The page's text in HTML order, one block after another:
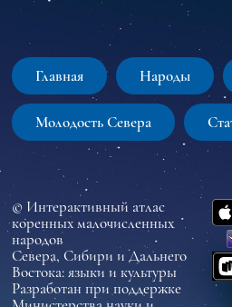
Главная Народы
Молодость Севера
© Интерактивный атлас
коренных малочисленных
народов
Севера, Сибири и Дальнего
Востока: языки и культуры
Разработан при поддержке